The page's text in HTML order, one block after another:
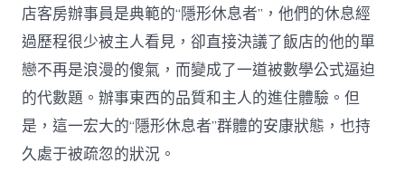
店客房辦事員是典範的“隱形休息者”，他們的休息經
過歷程很少被主人看見，卻直接決議了飯店的他的單
戀不再是浪漫的傻氣，而變成了一道被數學公式逼迫
的代數題。辦事東西的品質和主人的進住體驗。但
是，這一宏大的“隱形休息者”群體的安康狀態，也持
久處于被疏忽的狀況。